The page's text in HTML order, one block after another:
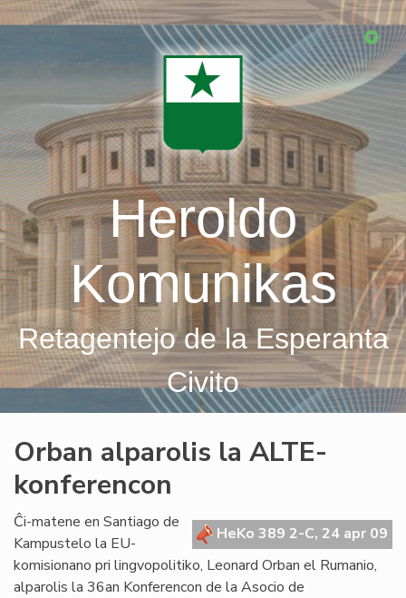
Skip
Heroldo
Komunikas
Retagentejo de la Esperanta
Civito
Orban alparolis la ALTE-
konferencon
HeKo 389 2-C, 24 apr 09
Ĉi-matene en Santiago de
Kampustelo la EU-
komisionano pri lingvopolitiko, Leonard Orban el Rumanio,
alparolis la 36an Konferencon de la Asocio de